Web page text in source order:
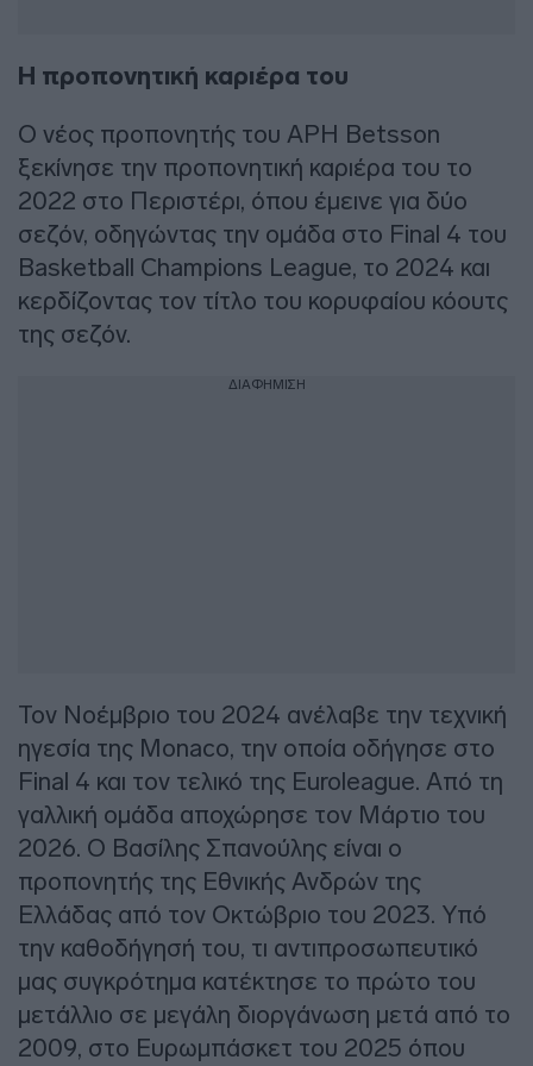
Η προπονητική καριέρα του
Ο νέος προπονητής του ΑΡΗ Betsson
ξεκίνησε την προπονητική καριέρα του το
2022 στο Περιστέρι, όπου έμεινε για δύο
σεζόν, οδηγώντας την ομάδα στο Final 4 του
Basketball Champions League, το 2024 και
κερδίζοντας τον τίτλο του κορυφαίου κόουτς
της σεζόν.
ΔΙΑΦΗΜΙΣΗ
Τον Νοέμβριο του 2024 ανέλαβε την τεχνική
ηγεσία της Monaco, την οποία οδήγησε στο
Final 4 και τον τελικό της Euroleague. Από τη
γαλλική ομάδα αποχώρησε τον Μάρτιο του
2026. Ο Βασίλης Σπανούλης είναι ο
προπονητής της Εθνικής Ανδρών της
Ελλάδας από τον Οκτώβριο του 2023. Υπό
την καθοδήγησή του, τι αντιπροσωπευτικό
μας συγκρότημα κατέκτησε το πρώτο του
μετάλλιο σε μεγάλη διοργάνωση μετά από το
2009, στο Ευρωμπάσκετ του 2025 όπου